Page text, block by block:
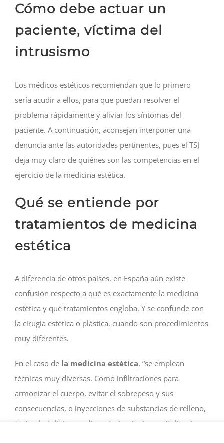
Cómo debe actuar un
paciente, víctima del
intrusismo
Los médicos estéticos recomiendan que lo primero
sería acudir a ellos, para que puedan resolver el
problema rápidamente y aliviar los síntomas del
paciente. A continuación, aconsejan interponer una
denuncia ante las autoridades pertinentes, pues el TSJ
deja muy claro de quiénes son las competencias en el
ejercicio de la medicina estética.
Qué se entiende por
tratamientos de medicina
estética
A diferencia de otros países, en España aún existe
confusión respecto a qué es exactamente la medicina
estética y qué tratamientos engloba. Y se confunde con
la cirugía estética o plástica, cuando son procedimientos
muy diferentes.
En el caso de la medicina estética, “se emplean
técnicas muy diversas. Como infiltraciones para
armonizar el cuerpo, evitar el sobrepeso y sus
consecuencias, o inyecciones de substancias de relleno,
toxina botulínica, peelings, tratamientos revitalizantes